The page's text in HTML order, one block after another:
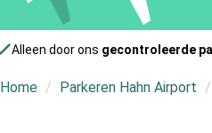
Alleen door ons gecontroleerde
Home Parkeren Hahn Airport